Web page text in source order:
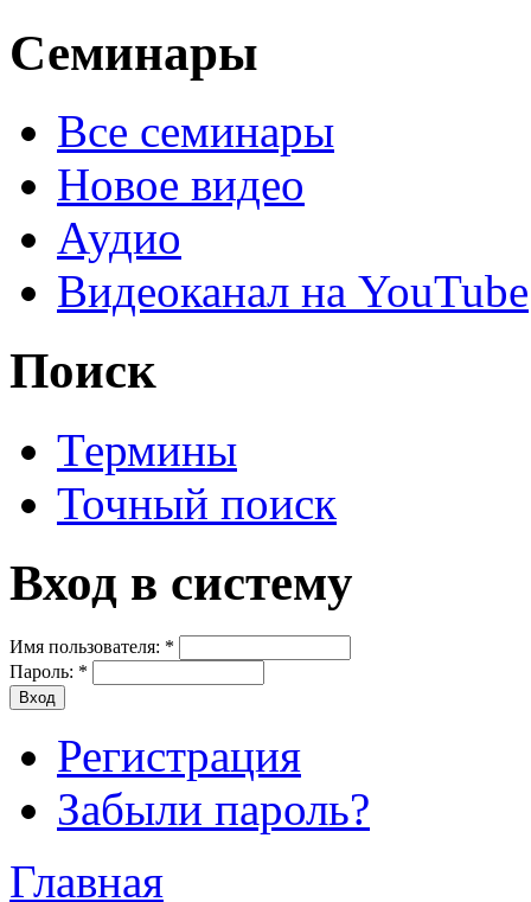
Семинары
Все семинары
Новое видео
Аудио
Видеоканал на YouTube
Поиск
Термины
Точный поиск
Вход в систему
Имя пользователя: *
Пароль: *
Регистрация
Забыли пароль?
Главная